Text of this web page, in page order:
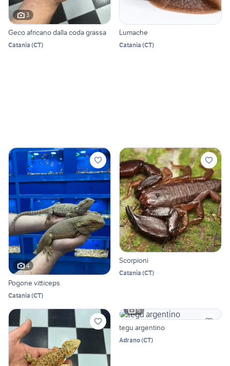
3
Geco africano dalla coda grassa
Catania (CT)
Lumache
Catania (CT)
4
Pogone vitticeps
Catania (CT)
Scorpioni
Catania (CT)
5
tegu argentino
Adrano(CT)